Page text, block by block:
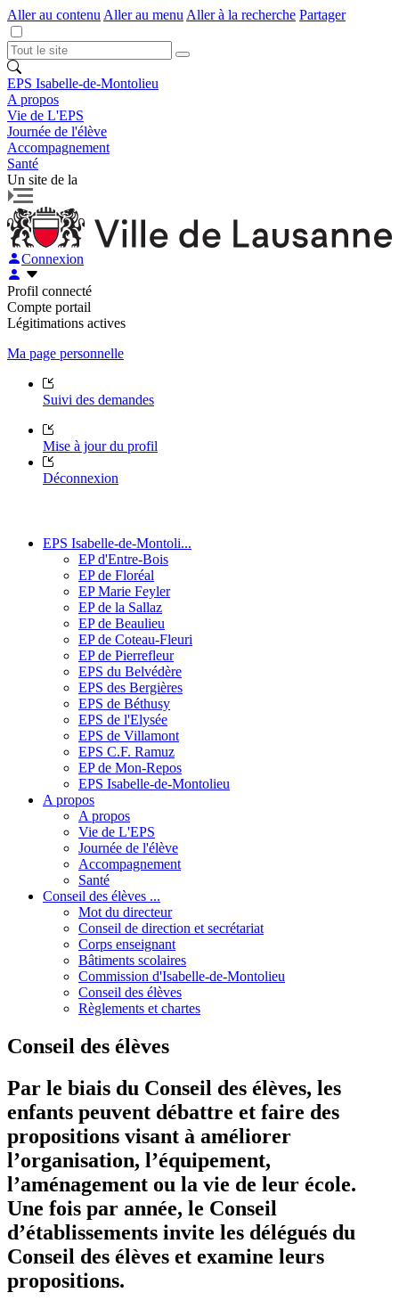
Aller au contenu Aller au menu Aller à la recherche Partager
EPS Isabelle-de-Montolieu
A propos
Vie de L'EPS
Journée de l'élève
Accompagnement
Santé
Un site de la
Connexion
Profil connecté
Compte portail
Légitimations actives
Ma page personnelle
Suivi des demandes
Mise à jour du profil
Déconnexion
EPS Isabelle-de-Montoli...
EP d'Entre-Bois
EP de Floréal
EP Marie Feyler
EP de la Sallaz
EP de Beaulieu
EP de Coteau-Fleuri
EP de Pierrefleur
EPS du Belvédère
EPS des Bergières
EPS de Béthusy
EPS de l'Elysée
EPS de Villamont
EPS C.F. Ramuz
EP de Mon-Repos
EPS Isabelle-de-Montolieu
A propos
A propos
Vie de L'EPS
Journée de l'élève
Accompagnement
Santé
Conseil des élèves ...
Mot du directeur
Conseil de direction et secrétariat
Corps enseignant
Bâtiments scolaires
Commission d'Isabelle-de-Montolieu
Conseil des élèves
Règlements et chartes
Conseil des élèves
Par le biais du Conseil des élèves, les
enfants peuvent débattre et faire des
propositions visant à améliorer
l’organisation, l’équipement,
l’aménagement ou la vie de leur école.
Une fois par année, le Conseil
d’établissements invite les délégués du
Conseil des élèves et examine leurs
propositions.